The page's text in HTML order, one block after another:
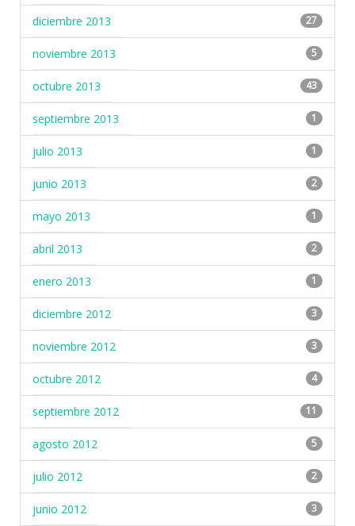
diciembre 2013 27
noviembre 2013 5
octubre 2013 43
septiembre 2013 1
julio 2013 1
junio 2013 2
mayo 2013 1
abril 2013 2
enero 2013 1
diciembre 2012 3
noviembre 2012 3
octubre 2012 4
septiembre 2012 11
agosto 2012 5
julio 2012 2
junio 2012 3